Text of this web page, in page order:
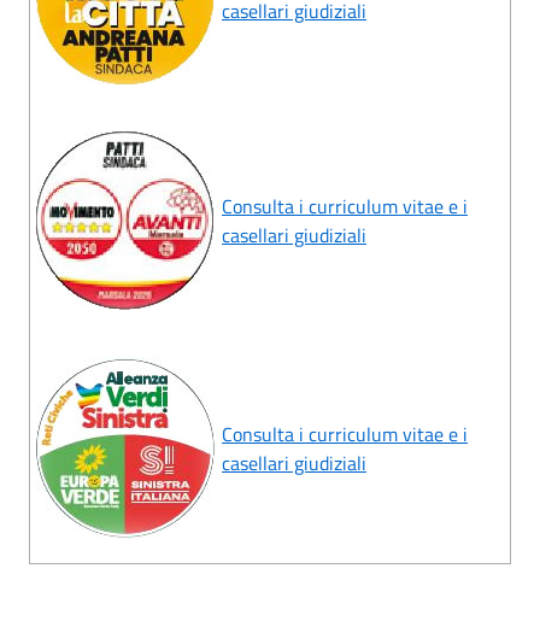
casellari giudiziali
Consulta i curriculum vitae e i
casellari giudiziali
Consulta i curriculum vitae e i
casellari giudiziali